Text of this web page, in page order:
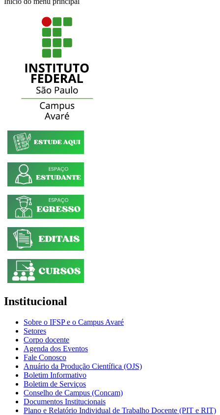
Institucional
Sobre o IFSP e o Campus Avaré
Setores
Corpo docente
Agenda dos Eventos
Fale Conosco
Anuário da Produção Científica (OJS)
Boletim Informativo
Boletim de Serviços
Conselho de Campus (Concam)
Documentos Institucionais
Plano e Relatório Individual de Trabalho Docente (PIT e RIT)